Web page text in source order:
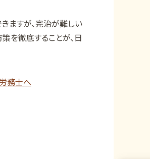
ますが、完治が難しい
を徹底することが、日
務士へ